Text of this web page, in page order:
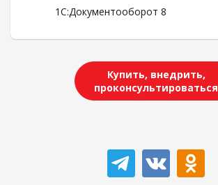
1С:Документооборот 8
Купить, внедрить,
проконсультироваться